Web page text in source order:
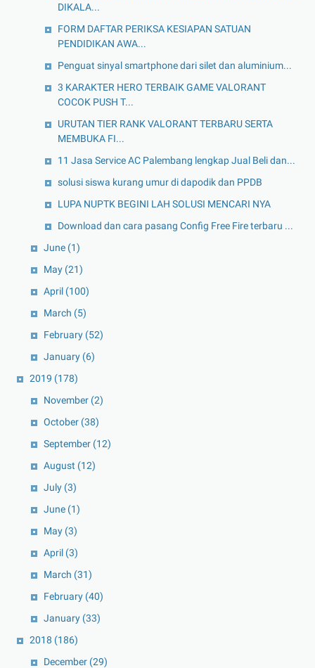
DIKALA...
FORM DAFTAR PERIKSA KESIAPAN SATUAN
PENDIDIKAN AWA...
Penguat sinyal smartphone dari silet dan aluminium...
3 KARAKTER HERO TERBAIK GAME VALORANT
COCOK PUSH T...
URUTAN TIER RANK VALORANT TERBARU SERTA
MEMBUKA FI...
11 Jasa Service AC Palembang lengkap Jual Beli dan...
solusi siswa kurang umur di dapodik dan PPDB
LUPA NUPTK BEGINI LAH SOLUSI MENCARI NYA
Download dan cara pasang Config Free Fire terbaru ...
June (1)
May (21)
April (100)
March (5)
February (52)
January (6)
2019 (178)
November (2)
October (38)
September (12)
August (12)
July (3)
June (1)
May (3)
April (3)
March (31)
February (40)
January (33)
2018 (186)
December (29)